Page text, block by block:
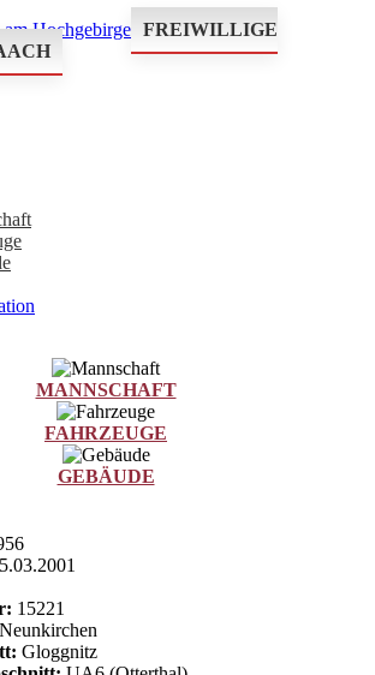
FREIWILLIGE
MANNSCHAFT
FAHRZEUGE
GEBÄUDE
15221
Neunkirchen
Gloggnitz